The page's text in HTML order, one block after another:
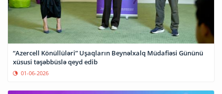
“Azercell Könüllüləri” Uşaqların Beynəlxalq Müdafiəsi Gününü
xüsusi təşəbbüslə qeyd edib
01-06-2026